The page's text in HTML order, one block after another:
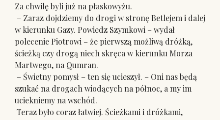
Za chwilę byli już na płaskowyżu.
– Zaraz dojdziemy do drogi w stronę Betlejem i dalej
w kierunku Gazy. Powiedz Szymkowi – wydał
polecenie Piotrowi – że pierwszą możliwą dróżką,
ścieżką czy drogą niech skręca w kierunku Morza
Martwego, na Qumran.
– Świetny pomysł – ten się ucieszył. – Oni nas będą
szukać na drogach wiodących na północ, a my im
uciekniemy na wschód.
Teraz było coraz łatwiej. Ścieżkami i dróżkami,